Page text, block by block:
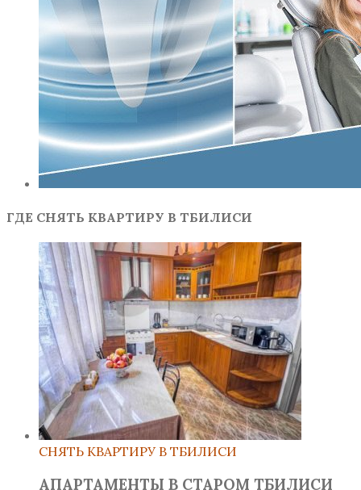
ГДЕ СНЯТЬ КВАРТИРУ В ТБИЛИСИ
СНЯТЬ КВАРТИРУ В ТБИЛИСИ
АПАРТАМЕНТЫ В СТАРОМ ТБИЛИСИ